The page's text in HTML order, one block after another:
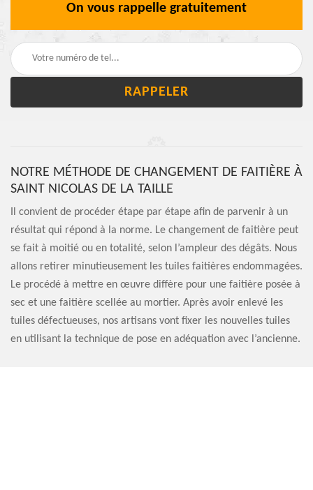
On vous rappelle gratuitement
NOTRE MÉTHODE DE CHANGEMENT DE FAITIÈRE À
SAINT NICOLAS DE LA TAILLE
Il convient de procéder étape par étape afin de parvenir à un
résultat qui répond à la norme. Le changement de faitière peut
se fait à moitié ou en totalité, selon l’ampleur des dégâts. Nous
allons retirer minutieusement les tuiles faitières endommagées.
Le procédé à mettre en œuvre diffère pour une faitière posée à
sec et une faitière scellée au mortier. Après avoir enlevé les
tuiles défectueuses, nos artisans vont fixer les nouvelles tuiles
en utilisant la technique de pose en adéquation avec l’ancienne.